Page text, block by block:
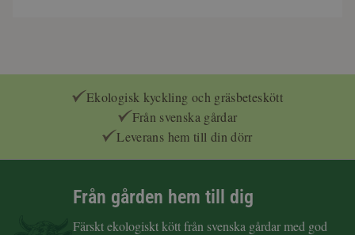
Ekologisk kyckling och gräsbeteskött
Från svenska gårdar
Leverans hem till din dörr
Från gården hem till dig
Färskt ekologiskt kött från svenska gårdar med god